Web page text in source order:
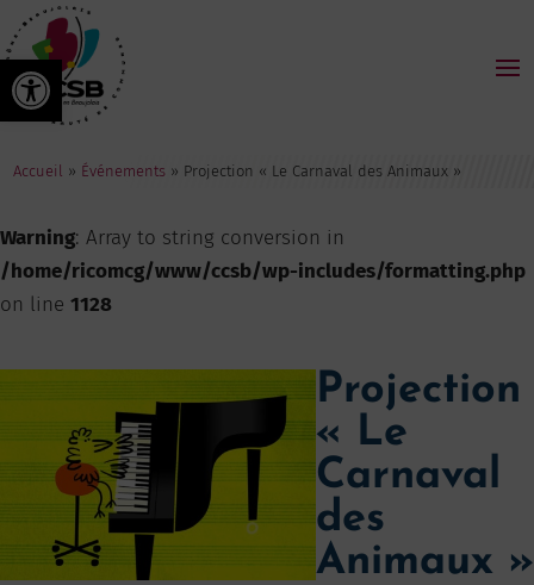
Ouvrir la barre d’outils
Accueil » Événements » Projection « Le Carnaval des Animaux »
Warning: Array to string conversion in
/home/ricomcg/www/ccsb/wp-includes/formatting.php
on line 1128
Projection
« Le
Carnaval
des
Animaux »